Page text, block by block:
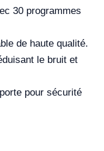
30 programmes
de haute qualité.
le bruit et
pour sécurité